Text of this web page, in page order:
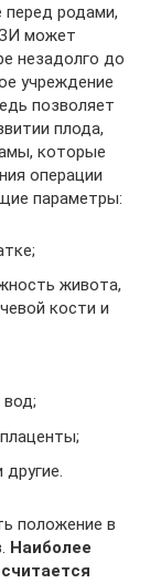
перед родами,
может
незадолго до
учреждение
позволяет
плода,
которые
операции
параметры:
живота,
кости и
положение в
Наиболее